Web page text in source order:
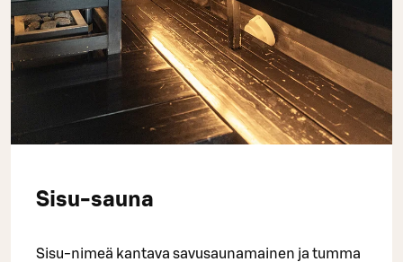
Sisu-sauna
Sisu-nimeä kantava savusaunamainen ja tumma